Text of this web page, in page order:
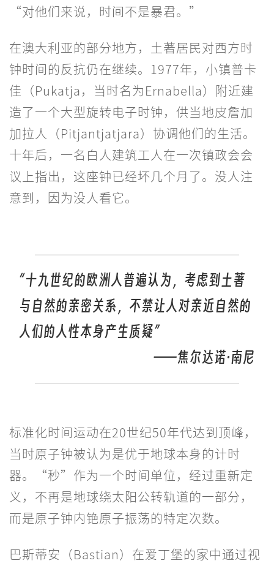
“对他们来说，时间不是暴君。”
在澳大利亚的部分地方，土著居民对西方时
钟时间的反抗仍在继续。1977年，小镇普卡
佳（Pukatja，当时名为Ernabella）附近建
造了一个大型旋转电子时钟，供当地皮詹加
加拉人（Pitjantjatjara）协调他们的生活。
十年后，一名白人建筑工人在一次镇政会会
议上指出，这座钟已经坏几个月了。没人注
意到，因为没人看它。
“十九世纪的欧洲人普遍认为，考虑到土著
与自然的亲密关系，不禁让人对亲近自然的
人们的人性本身产生质疑”
——焦尔达诺·南尼
标准化时间运动在20世纪50年代达到顶峰，
当时原子钟被认为是优于地球本身的计时
器。“秒”作为一个时间单位，经过重新定
义，不再是地球绕太阳公转轨道的一部分，
而是原子钟内铯原子振荡的特定次数。
巴斯蒂安（Bastian）在爱丁堡的家中通过视